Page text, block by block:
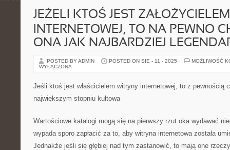
JEŻELI KTOŚ JEST
INTERNETOWEJ, TO NA PEWNO
ONA JAK NAJBARDZIEJ
POSTED BY ADMIN POSTED ON SIE - 11 - 2025
MOŻLIWOŚĆ
WYŁĄCZONA
Jeśli ktoś jest właścicielem witryny internetowej, to z pewnością
największym stopniu kultowa
Wartościowe katalogi mogą się na pierwszy rzut oka wydawać
wypada sporo zapłacić za to, aby witryna internetowa została
Jednakże jeśli się głębiej nad tym zastanowić, to mają one